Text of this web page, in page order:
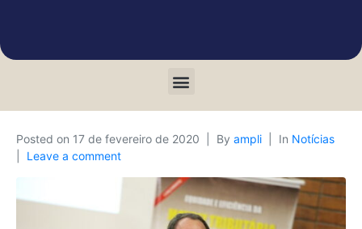
Posted on 17 de fevereiro de 2020 By ampli In Notícias
Leave a comment